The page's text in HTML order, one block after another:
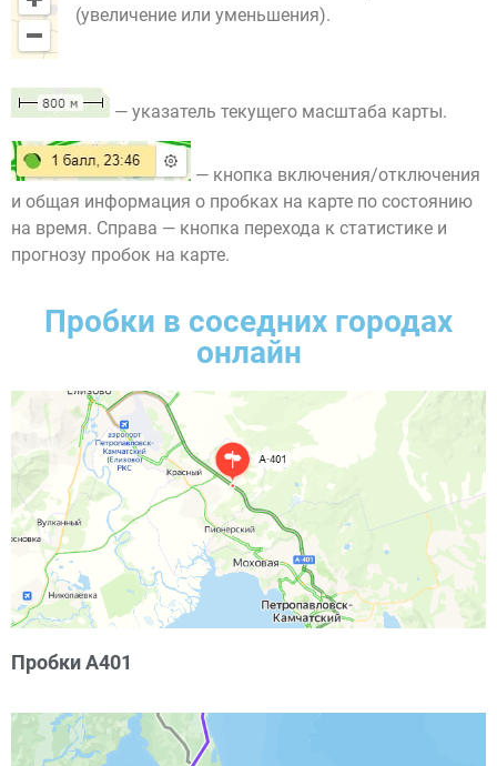
(увеличение или уменьшения).
— указатель текущего масштаба карты.
— кнопка включения/отключения
и общая информация о пробках на карте по состоянию
на время. Справа — кнопка перехода к статистике и
прогнозу пробок на карте.
Пробки в соседних городах
онлайн
Пробки А401